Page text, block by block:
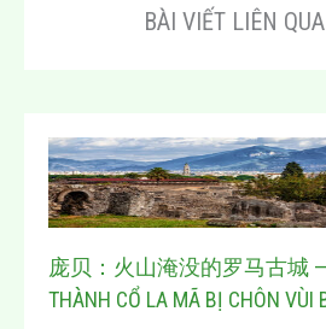
BÀI VIẾT LIÊN
庞贝：火山淹没的罗马古城 —
THÀNH CỔ LA MÃ BỊ CHÔN VÙI